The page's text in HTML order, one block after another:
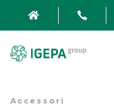
Accessori